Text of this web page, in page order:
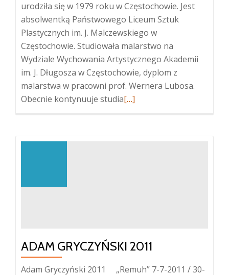
urodziła się w 1979 roku w Częstochowie. Jest
absolwentką Państwowego Liceum Sztuk
Plastycznych im. J. Malczewskiego w
Częstochowie. Studiowała malarstwo na
Wydziale Wychowania Artystycznego Akademii
im. J. Długosza w Częstochowie, dyplom z
malarstwa w pracowni prof. Wernera Lubosa.
Obecnie kontynuuje studiaWięcej
[…]
ADAM GRYCZYŃSKI 2011
Adam Gryczyński 2011 „Remuh” 7-7-2011 / 30-